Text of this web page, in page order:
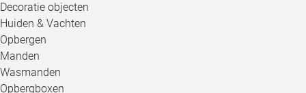
Decoratie objecten
Huiden & Vachten
Opbergen
Manden
Wasmanden
Opbergboxen